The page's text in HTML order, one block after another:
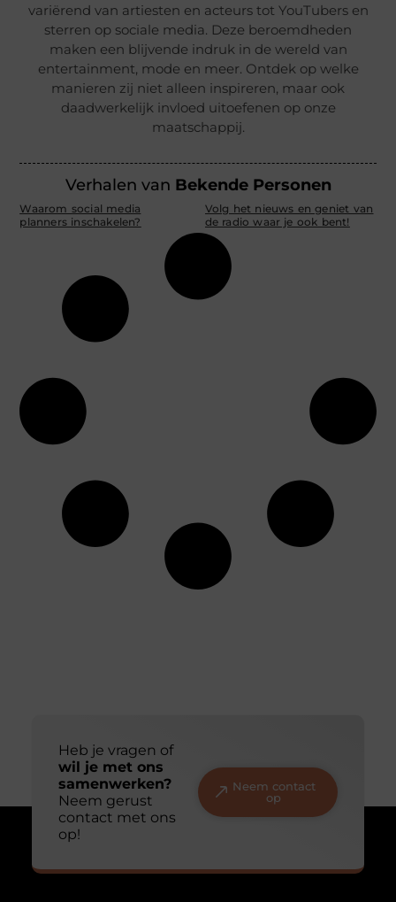
variërend van artiesten en acteurs tot YouTubers en
sterren op sociale media. Deze beroemdheden
maken een blijvende indruk in de wereld van
entertainment, mode en meer. Ontdek op welke
manieren zij niet alleen inspireren, maar ook
daadwerkelijk invloed uitoefenen op onze
maatschappij.
Verhalen van Bekende Personen
Waarom social media
planners inschakelen?
Volg het nieuws en geniet van
de radio waar je ook bent!
Heb je vragen of
wil je met ons
samenwerken?
Neem gerust
contact met ons
op!
Neem contact
op